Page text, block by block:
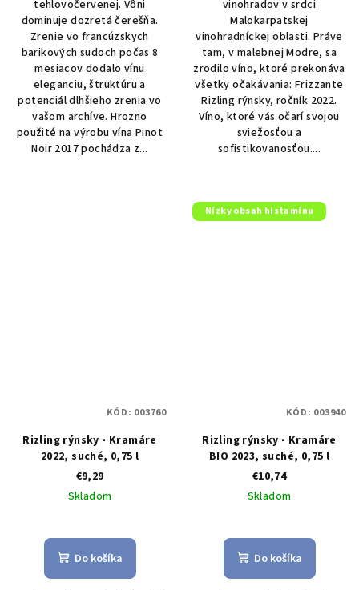
tehlovočervenej. Vôni
dominuje dozretá čerešňa.
Zrenie vo francúzskych
barikových sudoch počas 8
mesiacov dodalo vínu
eleganciu, štruktúru a
potenciál dlhšieho zrenia vo
vašom archíve. Hrozno
použité na výrobu vína Pinot
Noir 2017 pochádza z...
hviezdičiek.
vinohradov v srdci
Malokarpatskej
vinohradníckej oblasti. Práve
tam, v malebnej Modre, sa
zrodilo víno, ktoré prekonáva
všetky očakávania: Frizzante
Rizling rýnsky, ročník 2022.
Víno, ktoré vás očarí svojou
sviežosťou a
sofistikovanosťou....
Rizling rýnsky - Kramáre
2022, suché, 0,75 l
€9,29
Skladom
Do košíka
KÓD: 003760
Nízky obsah histamínu
Rizling rýnsky - Kramáre
BIO 2023, suché, 0,75 l
€10,74
Skladom
Do košíka
KÓD: 003940